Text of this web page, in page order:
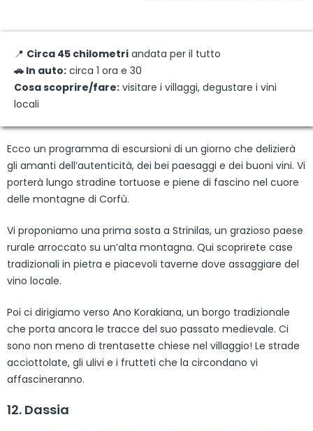
📍 Circa 45 chilometri andata per il tutto
🚗 In auto: circa 1 ora e 30
Cosa scoprire/fare: visitare i villaggi, degustare i vini
locali
Ecco un programma di escursioni di un giorno che delizierà
gli amanti dell’autenticità, dei bei paesaggi e dei buoni vini. Vi
porterà lungo stradine tortuose e piene di fascino nel cuore
delle montagne di Corfù.
Vi proponiamo una prima sosta a Strinilas, un grazioso paese
rurale arroccato su un’alta montagna. Qui scoprirete case
tradizionali in pietra e piacevoli taverne dove assaggiare del
vino locale.
Poi ci dirigiamo verso Ano Korakiana, un borgo tradizionale
che porta ancora le tracce del suo passato medievale. Ci
sono non meno di trentasette chiese nel villaggio! Le strade
acciottolate, gli ulivi e i frutteti che la circondano vi
affascineranno.
12. Dassia